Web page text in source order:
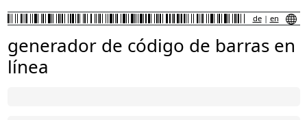
de| en
generador de código de barras en
línea